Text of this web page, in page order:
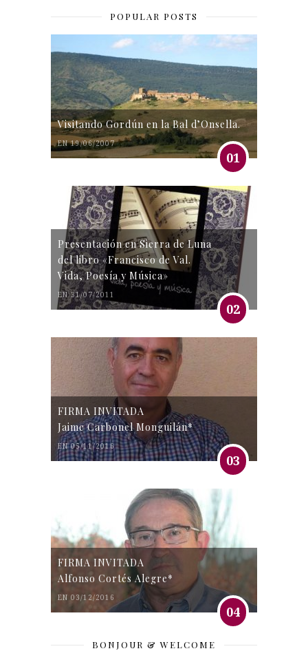
POPULAR POSTS
Visitando Gordún en la Bal d’Onsella.
EN 19/06/2007
01
Presentación en Sierra de Luna
del libro «Francisco de Val.
Vida, Poesía y Música»
EN 31/07/2011
02
FIRMA INVITADA
Jaime Carbonel Monguilán*
EN 05/11/2016
03
FIRMA INVITADA
Alfonso Cortés Alegre*
EN 03/12/2016
04
BONJOUR & WELCOME